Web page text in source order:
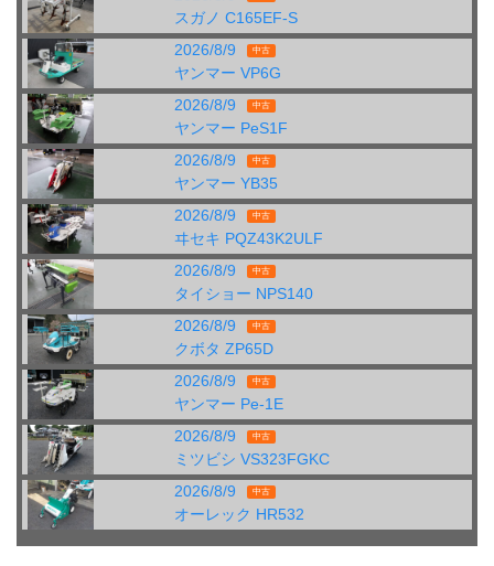
スガノ C165EF-S
2026/8/9
中古
ヤンマー VP6G
2026/8/9
中古
ヤンマー PeS1F
2026/8/9
中古
ヤンマー YB35
2026/8/9
中古
ヰセキ PQZ43K2ULF
2026/8/9
中古
タイショー NPS140
2026/8/9
中古
クボタ ZP65D
2026/8/9
中古
ヤンマー Pe-1E
2026/8/9
中古
ミツビシ VS323FGKC
2026/8/9
中古
オーレック HR532